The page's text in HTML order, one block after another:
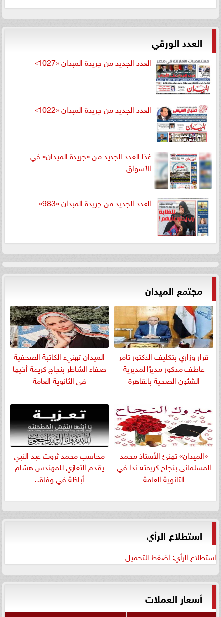
العدد الورقي
العدد الجديد من جريدة الميدان «1027»
العدد الجديد من جريدة الميدان «1022»
غدًا العدد الجديد من «جريدة الميدان» في
الأسواق
العدد الجديد من جريدة الميدان «983»
مجتمع الميدان
قرار وزاري بتكليف الدكتور تامر
عاطف مدكور مديرًا لمديرية
الشئون الصحية بالقاهرة
الميدان تهنيء الكاتبة الصحفية
صفاء الشاطر بنجاج كريمة أخيها
في الثانوية العامة
«الميدان» تهنئ الأستاذ محمد
المسلمانى بنجاح كريمته ندا في
الثانوية العامة
​محاسب محمد ثروت عبد النبي
يقدم التعازي للمهندس هشام
أباظة في وفاة...
استطلاع الرأي
استطلاع الرأي: اضغط للتحميل
أسعار العملات